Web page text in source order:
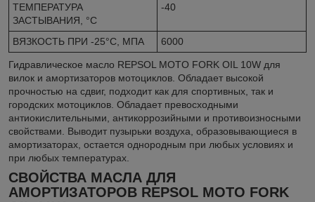
ТЕМПЕРАТУРА
ЗАСТЫВАНИЯ, °C
-40
ВЯЗКОСТЬ ПРИ -25°C, МПА 6000
Гидравлическое масло REPSOL MOTO FORK OIL 10W для
вилок и амортизаторов мотоциклов. Обладает высокой
прочностью на сдвиг, подходит как для спортивных, так и
городских мотоциклов. Обладает превосходными
антиокислительными, антикоррозийными и противоизносными
свойствами. Выводит пузырьки воздуха, образовывающиеся в
амортизаторах, остается однородным при любых условиях и
при любых температурах.
СВОЙСТВА МАСЛА ДЛЯ
АМОРТИЗАТОРОВ REPSOL MOTO FORK